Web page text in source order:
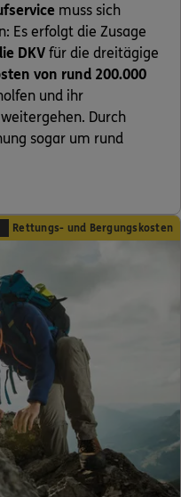
muss sich
Es erfolgt die Zusage
DKV für die dreitägige
von rund 200.000
und ihr
Durch
sogar um rund
Rettungs- und Bergungskosten